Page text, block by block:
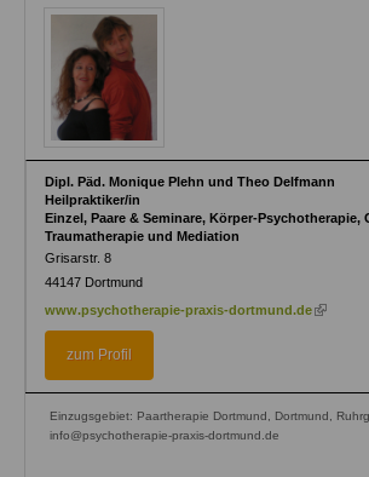
Dipl. Päd. Monique Plehn und Theo Delfmann
Heilpraktiker/in
Einzel, Paare & Seminare, Körper-Psychotherapie,
Traumatherapie und Mediation
Grisarstr. 8
44147 Dortmund
www.psychotherapie-praxis-dortmund.de (link
zum Profil
Einzugsgebiet: Paartherapie Dortmund, Dortmund,
info@psychotherapie-praxis-dortmund.de